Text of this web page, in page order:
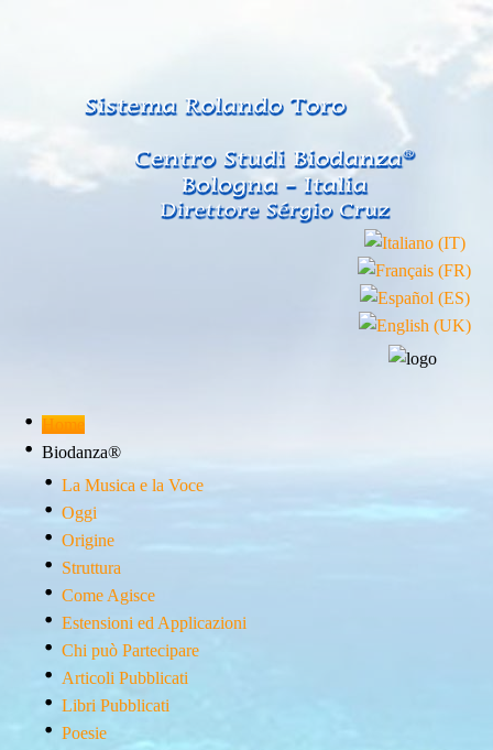
Home
Biodanza®
La Musica e la Voce
Oggi
Origine
Struttura
Come Agisce
Estensioni ed Applicazioni
Chi può Partecipare
Articoli Pubblicati
Libri Pubblicati
Poesie